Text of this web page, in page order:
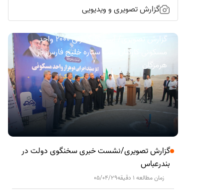
گزارش تصویری و ویدیویی
گزارش تصویری/ آیین کلنگ زنی ۲۰۰۰ واحد
مسکونی کارکنان نفت ستاره خلیج فارس در
هرمزگان
گزارش تصویری/نشست خبری سخنگوی دولت در
بندرعباس
زمان مطالعه 1 دقیقه 05/04/29